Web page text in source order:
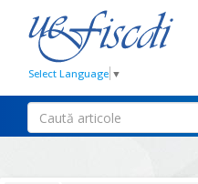
Select Language ▼